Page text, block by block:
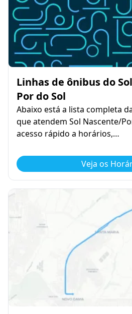
Linhas de ônibus do
Por do Sol
Abaixo está a lista completa
que atendem Sol Nascente/
acesso rápido a horários,…
Veja os